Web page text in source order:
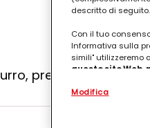
prezzemolo,
descritto di seguito.
Con il tuo
Informativa sulla
simili" utilizzeremo
questo sito
.
(rispettivamente
terzi, conservare
Modifica